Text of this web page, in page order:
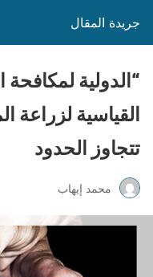
جريدة المقال
“الدولية
القياسية لزراعة
تتجاوز الحدود
محمد إيهاب